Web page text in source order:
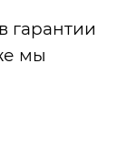
гарантии
мы